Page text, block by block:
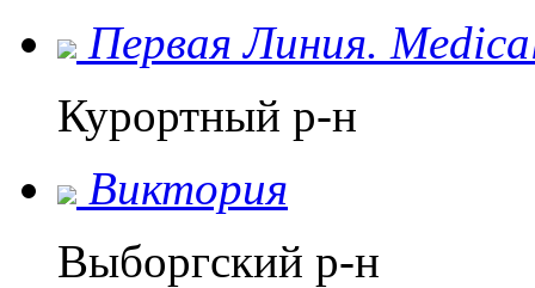
Первая Линия.
Курортный р-н
Виктория
Выборгский р-н